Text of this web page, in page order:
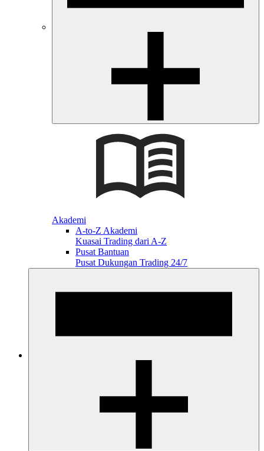
Akademi
A-to-Z Akademi
Kuasai Trading dari A-Z
Pusat Bantuan
Pusat Dukungan Trading 24/7